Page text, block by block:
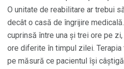
O unitate de reabilitare ar trebui
decât o casă de îngrijire
cuprinsă între una și trei ore pe
ore diferite în timpul zilei.
pe măsură ce pacientul își